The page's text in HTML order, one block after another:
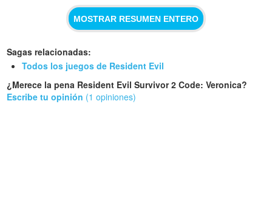
MOSTRAR RESUMEN ENTERO
Sagas relacionadas:
Todos los juegos de Resident Evil
¿Merece la pena Resident Evil Survivor 2 Code: Veronica?
Escribe tu opinión (1 opiniones)